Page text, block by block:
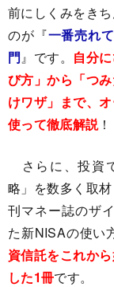
前にしくみをき
のが『一番売れ
門 』です。 自分
び方」から「つ
けワザ」まで、
使って徹底解説！
さらに、投資
略」を数多く取
刊マネー誌のザ
た新NISAの使い
資信託をこれか
した1冊です。